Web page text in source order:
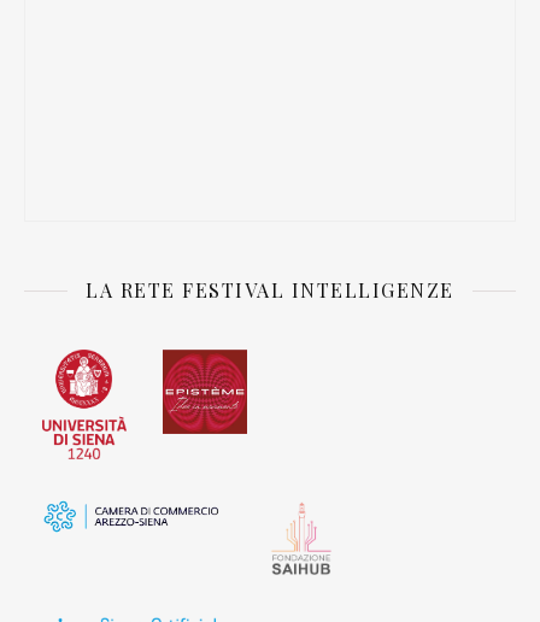
LA RETE FESTIVAL INTELLIGENZE